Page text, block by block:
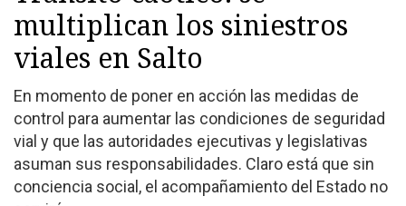
ESPECTÁCULOS
SOCIEDAD
SERVICIOS
PRONÓSTICO
QUINIELAS Y LOTERIAS
HORÓSCOPO
multiplican los siniestros
viales en Salto
En momento de poner en acción las medidas de
control para aumentar las condiciones de seguridad
vial y que las autoridades ejecutivas y legislativas
asuman sus responsabilidades. Claro está que sin
conciencia social, el acompañamiento del Estado no